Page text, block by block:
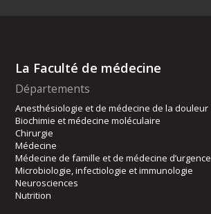
La Faculté de médecine
Départements
Anesthésiologie et de médecine de la douleur
Biochimie et médecine moléculaire
Chirurgie
Médecine
Médecine de famille et de médecine d’urgence
Microbiologie, infectiologie et immunologie
Neurosciences
Nutrition